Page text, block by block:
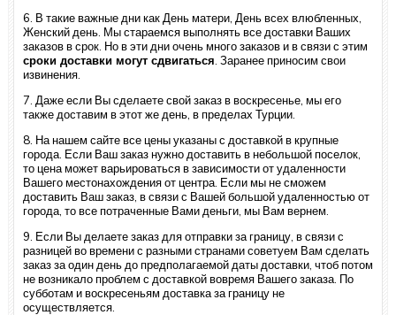
6. В такие важные дни как День матери, День всех влюбленных,
Женский день. Мы стараемся выполнять все доставки Ваших
заказов в срок. Но в эти дни очень много заказов и в связи с этим
сроки доставки могут сдвигаться . Заранее приносим свои
извинения.
7. Даже если Вы сделаете свой заказ в воскресенье, мы его
также доставим в этот же день, в пределах Турции.
8. На нашем сайте все цены указаны с доставкой в крупные
города. Если Ваш заказ нужно доставить в небольшой поселок,
то цена может варьироваться в зависимости от удаленности
Вашего местонахождения от центра. Если мы не сможем
доставить Ваш заказ, в связи с Вашей большой удаленностью от
города, то все потраченные Вами деньги, мы Вам вернем.
9. Если Вы делаете заказ для отправки за границу, в связи с
разницей во времени с разными странами советуем Вам сделать
заказ за один день до предполагаемой даты доставки, чтоб потом
не возникало проблем с доставкой вовремя Вашего заказа. По
субботам и воскресеньям доставка за границу не
осуществляется.